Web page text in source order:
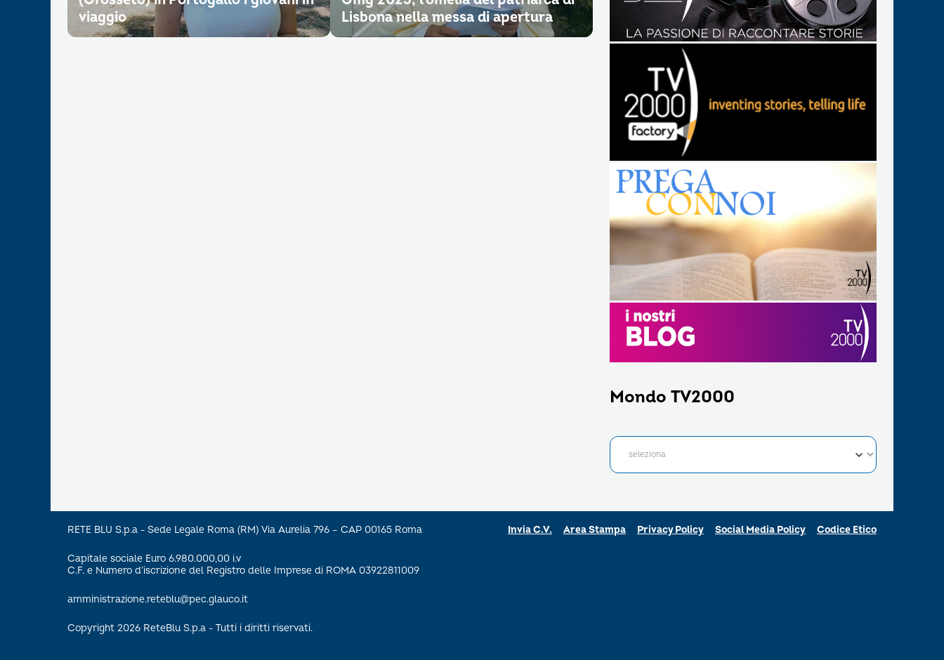
viaggio
Lisbona nella messa di apertura
Mondo TV2000
RETE BLU S.p.a - Sede Legale Roma (RM) Via Aurelia 796 – CAP 00165 Roma
Capitale sociale Euro 6.980.000,00 i.v
C.F. e Numero d’iscrizione del Registro delle Imprese di ROMA 03922811009
amministrazione.reteblu@pec.glauco.it
Copyright 2026 ReteBlu S.p.a - Tutti i diritti riservati.
Invia C.V. Area Stampa Privacy Policy Social Media Policy Codice Etico